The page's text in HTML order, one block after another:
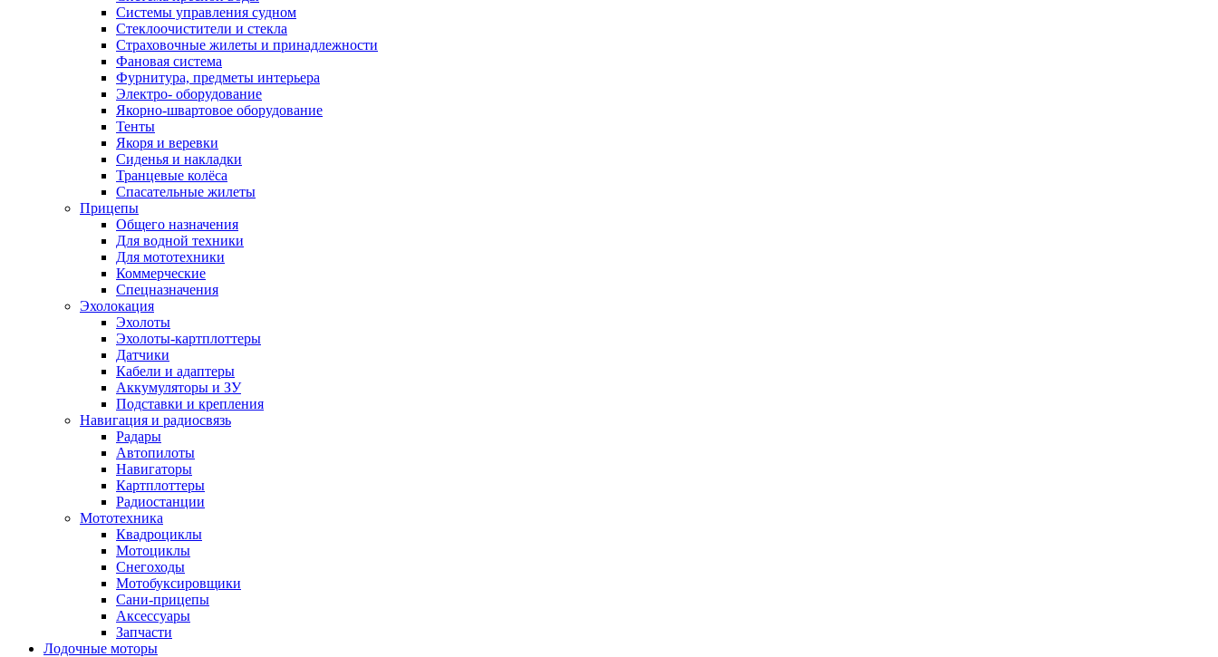
Системы управления судном
Стеклоочистители и стекла
Страховочные жилеты и принадлежности
Фановая система
Фурнитура, предметы интерьера
Электро- оборудование
Якорно-швартовое оборудование
Тенты
Якоря и веревки
Сиденья и накладки
Транцевые колёса
Спасательные жилеты
Прицепы
Общего назначения
Для водной техники
Для мототехники
Коммерческие
Спецназначения
Эхолокация
Эхолоты
Эхолоты-картплоттеры
Датчики
Кабели и адаптеры
Аккумуляторы и ЗУ
Подставки и крепления
Навигация и радиосвязь
Радары
Автопилоты
Навигаторы
Картплоттеры
Радиостанции
Мототехника
Квадроциклы
Мотоциклы
Снегоходы
Мотобуксировщики
Сани-прицепы
Аксессуары
Запчасти
Лодочные моторы